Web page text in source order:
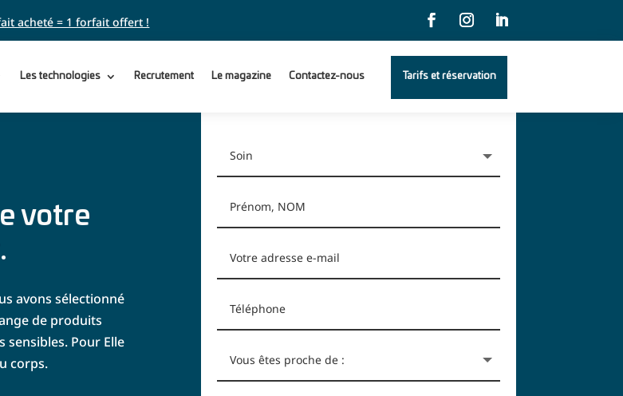
acheté = 1 forfait offert !
Les technologies Recrutement Le magazine Contactez-nous Tarifs et réservation
votre
avons sélectionné
de produits
sensibles. Pour Elle
corps.